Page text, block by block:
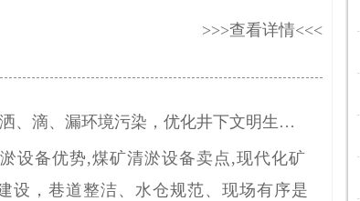
水仓清淤设备整机煤安证、防爆合格证
>>>查看详情<<<
、滴、漏环境污染，优化井下文明生产
现场[泵泵达]
设备优势,煤矿清淤设备卖点,现代化矿
设，巷道整洁、水仓规范、现场有序是